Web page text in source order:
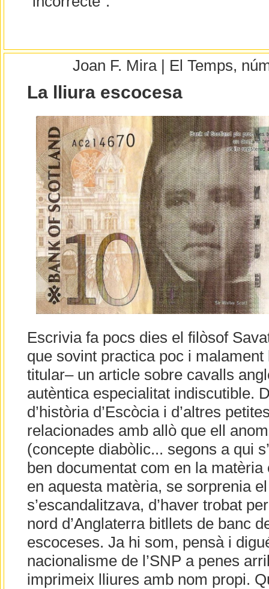
Joan F. Mira | El Temps,
La lliura escocesa
Escrivia fa pocs dies el filòsof
que sovint practica poc i
titular– un article sobre cavalls
autèntica especialitat indiscutible.
d’història d’Escòcia i d’altres
relacionades amb allò que ell
(concepte diabòlic... segons a qui
ben documentat com en la matèria
en aquesta matèria, se sorprenia
s’escandalitzava, d’haver trobat
nord d’Anglaterra bitllets de banc
escoceses. Ja hi som, pensà i
nacionalisme de l’SNP a penes
imprimeix lliures amb nom propi.